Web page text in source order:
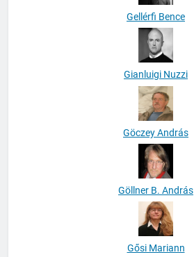
Gellérfi Bence
Gianluigi Nuzzi
Göczey András
Göllner B. András
Gősi Mariann